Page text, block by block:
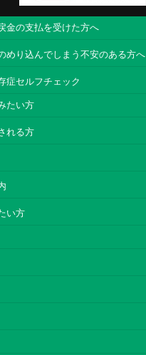
金の支払を受けた方へ
めり込んでしまう不安のある方へ
症セルフチェック
たい方
れる方
い方